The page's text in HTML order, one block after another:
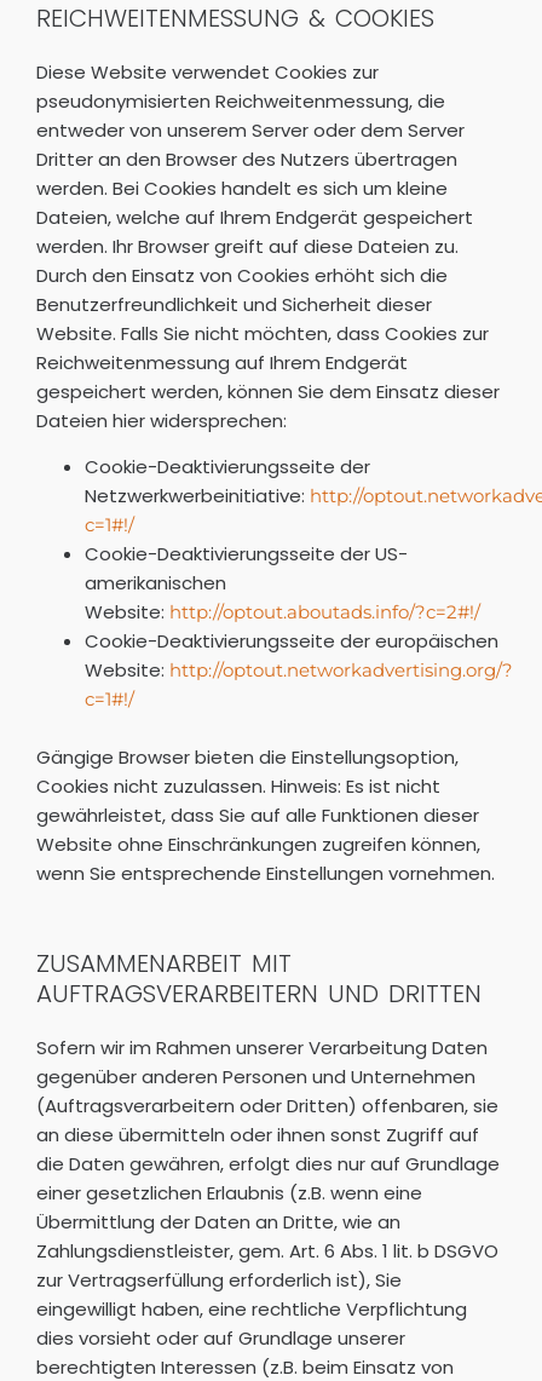
REICHWEITENMESSUNG & COOKIES
Diese Website verwendet Cookies zur
pseudonymisierten Reichweitenmessung, die
entweder von unserem Server oder dem Server
Dritter an den Browser des Nutzers übertragen
werden. Bei Cookies handelt es sich um kleine
Dateien, welche auf Ihrem Endgerät gespeichert
werden. Ihr Browser greift auf diese Dateien zu.
Durch den Einsatz von Cookies erhöht sich die
Benutzerfreundlichkeit und Sicherheit dieser
Website. Falls Sie nicht möchten, dass Cookies zur
Reichweitenmessung auf Ihrem Endgerät
gespeichert werden, können Sie dem Einsatz dieser
Dateien hier widersprechen:
Cookie-Deaktivierungsseite der
Netzwerkwerbeinitiative: http://
c=1#!/
Cookie-Deaktivierungsseite der US-
amerikanischen
Website: http://optout.aboutads.info/?c=2#!/
Cookie-Deaktivierungsseite der europäischen
Website: http://optout.networkadvertising.org/?
c=1#!/
Gängige Browser bieten die Einstellungsoption,
Cookies nicht zuzulassen. Hinweis: Es ist nicht
gewährleistet, dass Sie auf alle Funktionen dieser
Website ohne Einschränkungen zugreifen können,
wenn Sie entsprechende Einstellungen vornehmen.
ZUSAMMENARBEIT MIT
AUFTRAGSVERARBEITERN UND DRITTEN
Sofern wir im Rahmen unserer Verarbeitung Daten
gegenüber anderen Personen und Unternehmen
(Auftragsverarbeitern oder Dritten) offenbaren, sie
an diese übermitteln oder ihnen sonst Zugriff auf
die Daten gewähren, erfolgt dies nur auf Grundlage
einer gesetzlichen Erlaubnis (z.B. wenn eine
Übermittlung der Daten an Dritte, wie an
Zahlungsdienstleister, gem. Art. 6 Abs. 1 lit. b DSGVO
zur Vertragserfüllung erforderlich ist), Sie
eingewilligt haben, eine rechtliche Verpflichtung
dies vorsieht oder auf Grundlage unserer
berechtigten Interessen (z.B. beim Einsatz von